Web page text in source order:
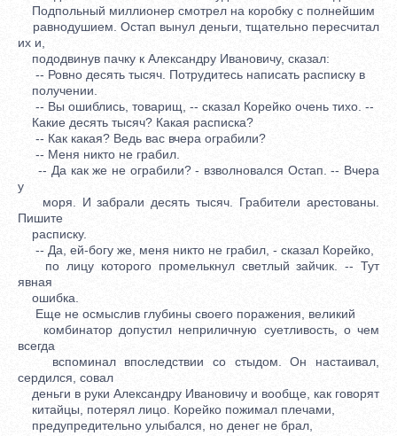
Подпольный миллионер смотрел на коробку с полнейшим
равнодушием. Остап вынул деньги, тщательно пересчитал
их и,
пододвинув пачку к Александру Ивановичу, сказал:
-- Ровно десять тысяч. Потрудитесь написать расписку в
получении.
-- Вы ошиблись, товарищ, -- сказал Корейко очень тихо. --
Какие десять тысяч? Какая расписка?
-- Как какая? Ведь вас вчера ограбили?
-- Меня никто не грабил.
-- Да как же не ограбили? - взволновался Остап. -- Вчера
у
моря. И забрали десять тысяч. Грабители арестованы.
Пишите
расписку.
-- Да, ей-богу же, меня никто не грабил, - сказал Корейко,
по лицу которого промелькнул светлый зайчик. -- Тут
явная
ошибка.
Еще не осмыслив глубины своего поражения, великий
комбинатор допустил неприличную суетливость, о чем
всегда
вспоминал впоследствии со стыдом. Он настаивал,
сердился, совал
деньги в руки Александру Ивановичу и вообще, как говорят
китайцы, потерял лицо. Корейко пожимал плечами,
предупредительно улыбался, но денег не брал,